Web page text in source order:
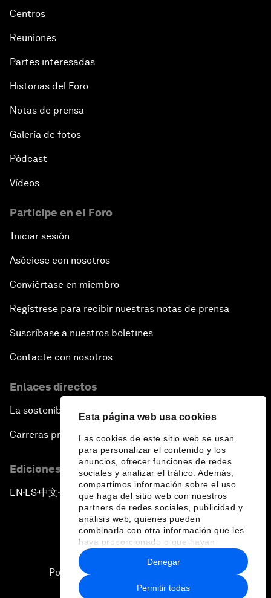
Esta página web usa cookies
Las cookies de este sitio web se usan
para personalizar el contenido y los
anuncios, ofrecer funciones de redes
sociales y analizar el tráfico. Además,
compartimos información sobre el uso
que haga del sitio web con nuestros
partners de redes sociales, publicidad y
análisis web, quienes pueden
combinarla con otra información que les
haya proporcionado o que hayan
recopilado a partir del uso que haya
hecho de sus servicios.
Permitir todas
Denegar
Centros
Reuniones
Partes interesadas
Historias del Foro
Notas de prensa
Galería de fotos
Pódcast
Vídeos
Participe en el Foro
Iniciar sesión
Asóciese con nosotros
Conviértase en miembro
Regístrese para recibir nuestras notas de prensa
Suscríbase a nuestros boletines
Contacte con nosotros
Enlaces directos
La sostenibilidad en el Foro
Carreras profesionales
Ediciones en otros idiomas
EN ▪ ES▪中文▪ 日本語
Política de privacidad y normas de uso